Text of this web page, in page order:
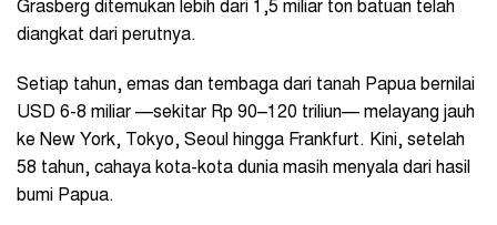
Grasberg ditemukan lebih dari 1,5 miliar ton batuan telah
diangkat dari perutnya.
Setiap tahun, emas dan tembaga dari tanah Papua bernilai
USD 6-8 miliar —sekitar Rp 90–120 triliun— melayang jauh
ke New York, Tokyo, Seoul hingga Frankfurt. Kini, setelah
58 tahun, cahaya kota-kota dunia masih menyala dari hasil
bumi Papua.